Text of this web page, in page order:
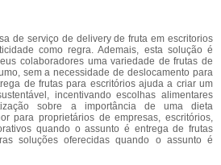
de serviço de delivery de fruta em escritorios
como regra. Ademais, esta solução é
colaboradores uma variedade de frutas de
sem a necessidade de deslocamento para
de frutas para escritórios ajuda a criar um
incentivando escolhas alimentares
sobre a importância de uma dieta
para proprietários de empresas, escritórios,
quando o assunto é entrega de frutas
soluções oferecidas quando o assunto é